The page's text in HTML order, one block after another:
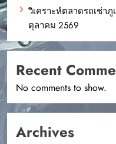
วิเคราะห์ตลาดรถเช่า
ตุลาคม 2569
Recent
No comments to show.
Archives